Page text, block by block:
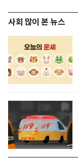
사회 많이 본 뉴스